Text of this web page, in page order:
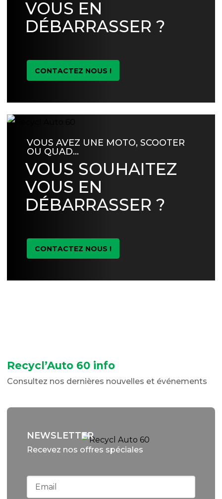
VOUS EN
DÉBARRASSER ?
CONTACTEZ NOUS !
VOUS AVEZ UNE MOTO, SCOOTER
OU QUAD…
VOUS SOUHAITEZ
VOUS EN
DÉBARRASSER ?
CONTACTEZ NOUS !
Recycl’Auto 60 info
Consultez nos dernières nouvelles et événements
NEWSLETTER
Recevez nos offres spéciales